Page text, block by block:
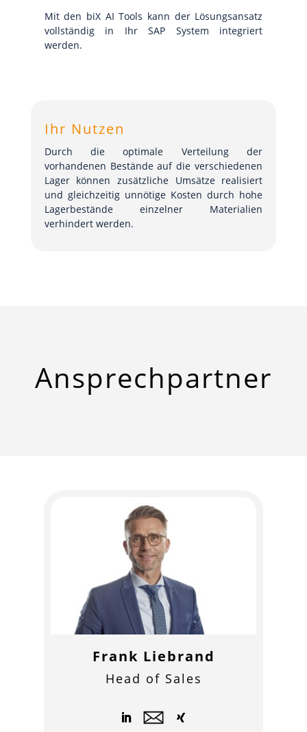
Mit den biX AI Tools kann der Lösungsansatz
vollständig in Ihr SAP System integriert
werden.
Ihr Nutzen
Durch die optimale Verteilung der
vorhandenen Bestände auf die verschiedenen
Lager können zusätzliche Umsätze realisiert
und gleichzeitig unnötige Kosten durch hohe
Lagerbestände einzelner Materialien
verhindert werden.
Ansprech­partner
Frank Liebrand
Head of Sales